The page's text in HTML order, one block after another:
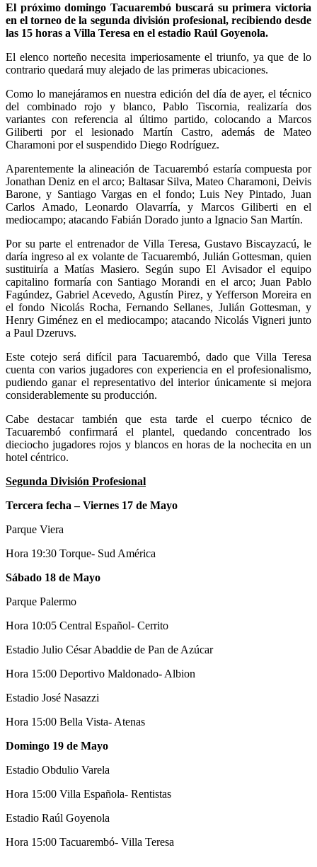
El próximo domingo Tacuarembó buscará su primera victoria
en el torneo de la segunda división profesional, recibiendo desde
las 15 horas a Villa Teresa en el estadio Raúl Goyenola.
El elenco norteño necesita imperiosamente el triunfo, ya que de lo
contrario quedará muy alejado de las primeras ubicaciones.
Como lo manejáramos en nuestra edición del día de ayer, el técnico
del combinado rojo y blanco, Pablo Tiscornia, realizaría dos
variantes con referencia al último partido, colocando a Marcos
Giliberti por el lesionado Martín Castro, además de Mateo
Charamoni por el suspendido Diego Rodríguez.
Aparentemente la alineación de Tacuarembó estaría compuesta por
Jonathan Deniz en el arco; Baltasar Silva, Mateo Charamoni, Deivis
Barone, y Santiago Vargas en el fondo; Luis Ney Pintado, Juan
Carlos Amado, Leonardo Olavarría, y Marcos Giliberti en el
mediocampo; atacando Fabián Dorado junto a Ignacio San Martín.
Por su parte el entrenador de Villa Teresa, Gustavo Biscayzacú, le
daría ingreso al ex volante de Tacuarembó, Julián Gottesman, quien
sustituiría a Matías Masiero. Según supo El Avisador el equipo
capitalino formaría con Santiago Morandi en el arco; Juan Pablo
Fagúndez, Gabriel Acevedo, Agustín Pirez, y Yefferson Moreira en
el fondo Nicolás Rocha, Fernando Sellanes, Julián Gottesman, y
Henry Giménez en el mediocampo; atacando Nicolás Vigneri junto
a Paul Dzeruvs.
Este cotejo será difícil para Tacuarembó, dado que Villa Teresa
cuenta con varios jugadores con experiencia en el profesionalismo,
pudiendo ganar el representativo del interior únicamente si mejora
considerablemente su producción.
Cabe destacar también que esta tarde el cuerpo técnico de
Tacuarembó confirmará el plantel, quedando concentrado los
dieciocho jugadores rojos y blancos en horas de la nochecita en un
hotel céntrico.
Segunda División Profesional
Tercera fecha – Viernes 17 de Mayo
Parque Viera
Hora 19:30 Torque- Sud América
Sábado 18 de Mayo
Parque Palermo
Hora 10:05 Central Español- Cerrito
Estadio Julio César Abaddie de Pan de Azúcar
Hora 15:00 Deportivo Maldonado- Albion
Estadio José Nasazzi
Hora 15:00 Bella Vista- Atenas
Domingo 19 de Mayo
Estadio Obdulio Varela
Hora 15:00 Villa Española- Rentistas
Estadio Raúl Goyenola
Hora 15:00 Tacuarembó- Villa Teresa